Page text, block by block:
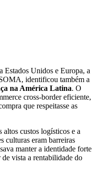
Estados Unidos e Europa, a
identificou também a
na América Latina. O
cross-border eficiente,
que respeitasse as
custos logísticos e a
culturas eram barreiras
manter a identidade forte
vista a rentabilidade do